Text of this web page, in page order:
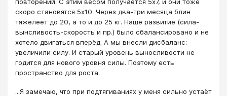
скоро становятся 5х10. Через два-три месяца блин
тяжелеет до 20, а то и до 25 кг. Наше развитие (сила-
вынсливость-скорость и пр.) было сбалансировано и не
хотело двигаться вперёд. А мы внесли дисбаланс:
увеличили силу. И старый уровень выносливости не
годится для нового уровня силы. Поэтому есть
пространство для роста.
...Я замечаю, что при подтягиваниях у меня сильно устаёт